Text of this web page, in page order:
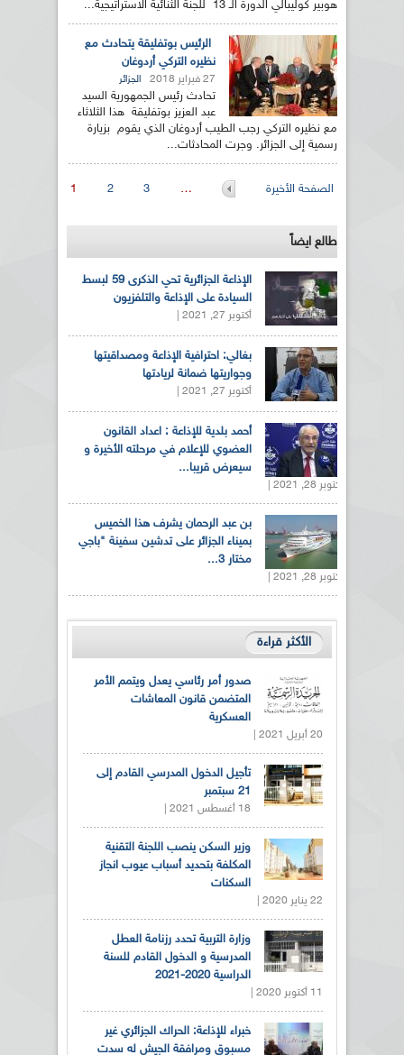
هوبير كوليبالي الدورة الـ 13 للجنة الثنائية الاستراتيجية...
الرئيس بوتفليقة يتحادث مع
نظيره التركي أردوغان
27 فبراير 2018 الجزائر
تحادث رئيس الجمهورية السيد
عبد العزيز بوتفليقة هذا الثلاثاء
مع نظيره التركي رجب الطيب أردوغان الذي يقوم بزيارة
رسمية إلى الجزائر. وجرت المحادثات...
الصفحات 1 2 3 … الصفحة الأخيرة
طالع ايضاً
الإذاعة الجزائرية تحي الذكرى 59 لبسط
السيادة على الإذاعة والتلفزيون
أكتوبر 27, 2021 |
بغالي: احترافية الإذاعة ومصداقيتها
وجواريتها ضمانة لريادتها
أكتوبر 27, 2021 |
أحمد بلدية للإذاعة : اعداد القانون
العضوي للإعلام في مرحلته الأخيرة و
سيعرض قريبا...
أكتوبر 28, 2021 |
بن عبد الرحمان يشرف هذا الخميس
بميناء الجزائر على تدشين سفينة "باجي
مختار 3...
أكتوبر 28, 2021 |
الأكثر قراءة
صدور أمر رئاسي يعدل ويتمم الأمر
المتضمن قانون المعاشات
العسكرية
20 أبريل 2021 |
تأجيل الدخول المدرسي القادم إلى
21 سبتمبر
18 أغسطس 2021 |
وزير السكن ينصب اللجنة التقنية
المكلفة بتحديد أسباب عيوب انجاز
السكنات
22 يناير 2020 |
وزارة التربية تحدد رزنامة العطل
المدرسية و الدخول القادم للسنة
الدراسية 2020-2021
11 أكتوبر 2020 |
خبراء للإذاعة: الحراك الجزائري غير
مسبوق ومرافقة الجيش له سدت